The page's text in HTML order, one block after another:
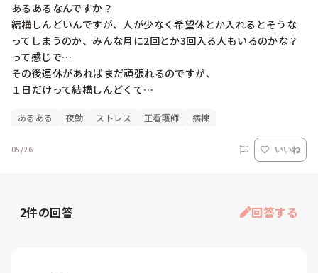
あるあるなんですか？
結構しんどいんですが、人が少なく希望休とか入れるとそうな
ってしまうのか、みんな月に2回とか3回入る人もいるのかな？
って感じで…
その後連休があればまだ頑張れるのですが、
１日だけって結構しんどくて…
あるある 夜勤 ストレス 正看護師 病棟
05/26 いいね
2件の回答 回答する